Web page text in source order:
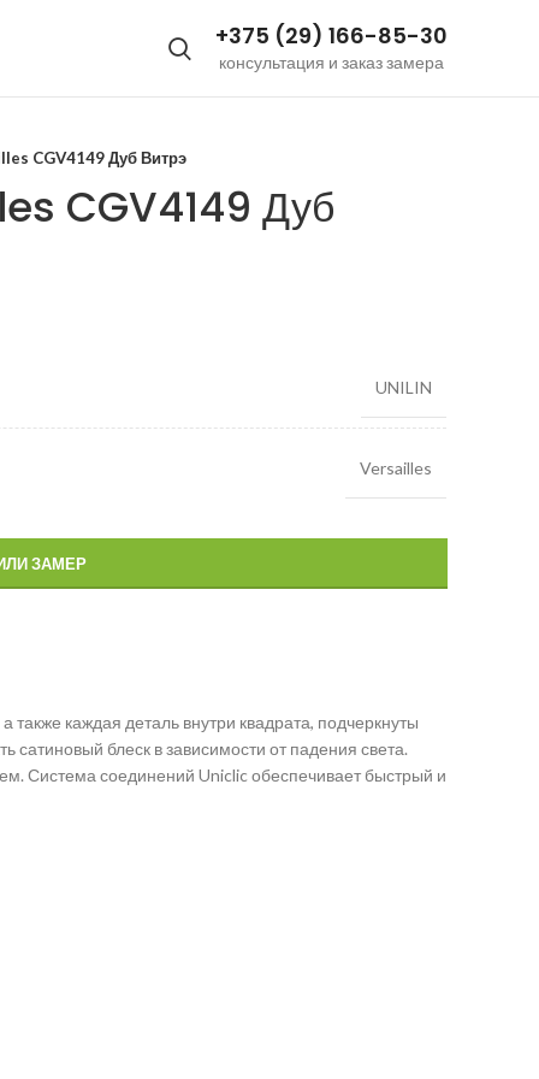
+375 (29) 166-85-30
консультация и заказ замера
CGV4149 Дуб Витрэ
CGV4149 Дуб
UNILIN
Versailles
ЗАМЕР
каждая деталь внутри квадрата, подчеркнуты
сатиновый блеск в зависимости от падения света.
Система соединений Uniclic обеспечивает быстрый и